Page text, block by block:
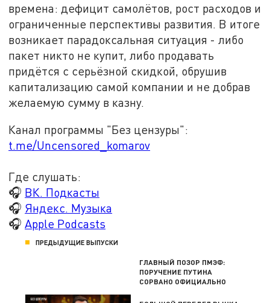
времена: дефицит самолётов, рост расходов и
ограниченные перспективы развития. В итоге
возникает парадоксальная ситуация - либо
пакет никто не купит, либо продавать
придётся с серьёзной скидкой, обрушив
капитализацию самой компании и не добрав
желаемую сумму в казну.
Канал программы "Без цензуры":
t.me/Uncensored_komarov
Где слушать:
🎧 ВК. Подкасты
🎧 Яндекс. Музыка
🎧Apple Podcasts
ПРЕДЫДУЩИЕ ВЫПУСКИ
ГЛАВНЫЙ ПОЗОР ПМЭФ:
ПОРУЧЕНИЕ ПУТИНА
СОРВАНО ОФИЦИАЛЬНО